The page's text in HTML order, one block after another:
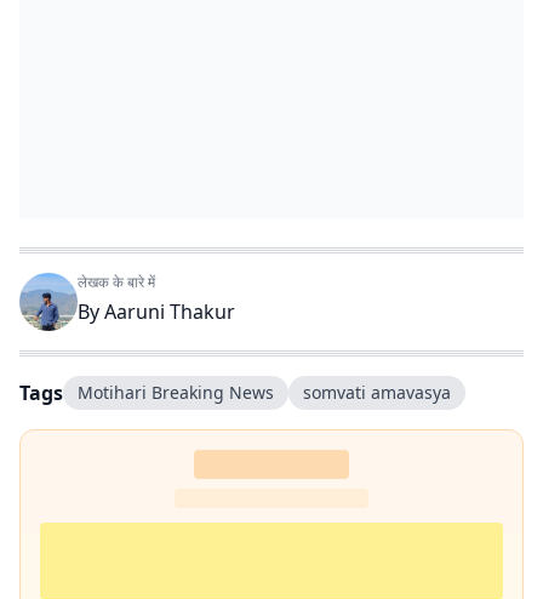
लेखक के बारे में
ByAaruni Thakur
Tags Motihari Breaking News somvati amavasya